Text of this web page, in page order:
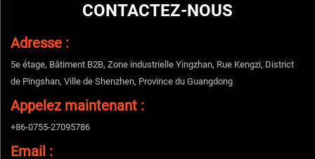
CONTACTEZ-NOUS
Adresse :
5e étage, Bâtiment B2B, Zone industrielle Yingzhan, Rue Kengzi, District
de Pingshan, Ville de Shenzhen, Province du Guangdong
Appelez maintenant :
+86-0755-27095786
Email :